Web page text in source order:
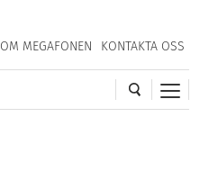
OM MEGAFONEN KONTAKTA OSS